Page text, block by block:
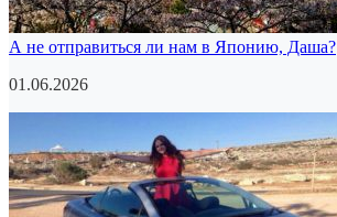
А не отправиться ли нам в Японию, Даша?
01.06.2026